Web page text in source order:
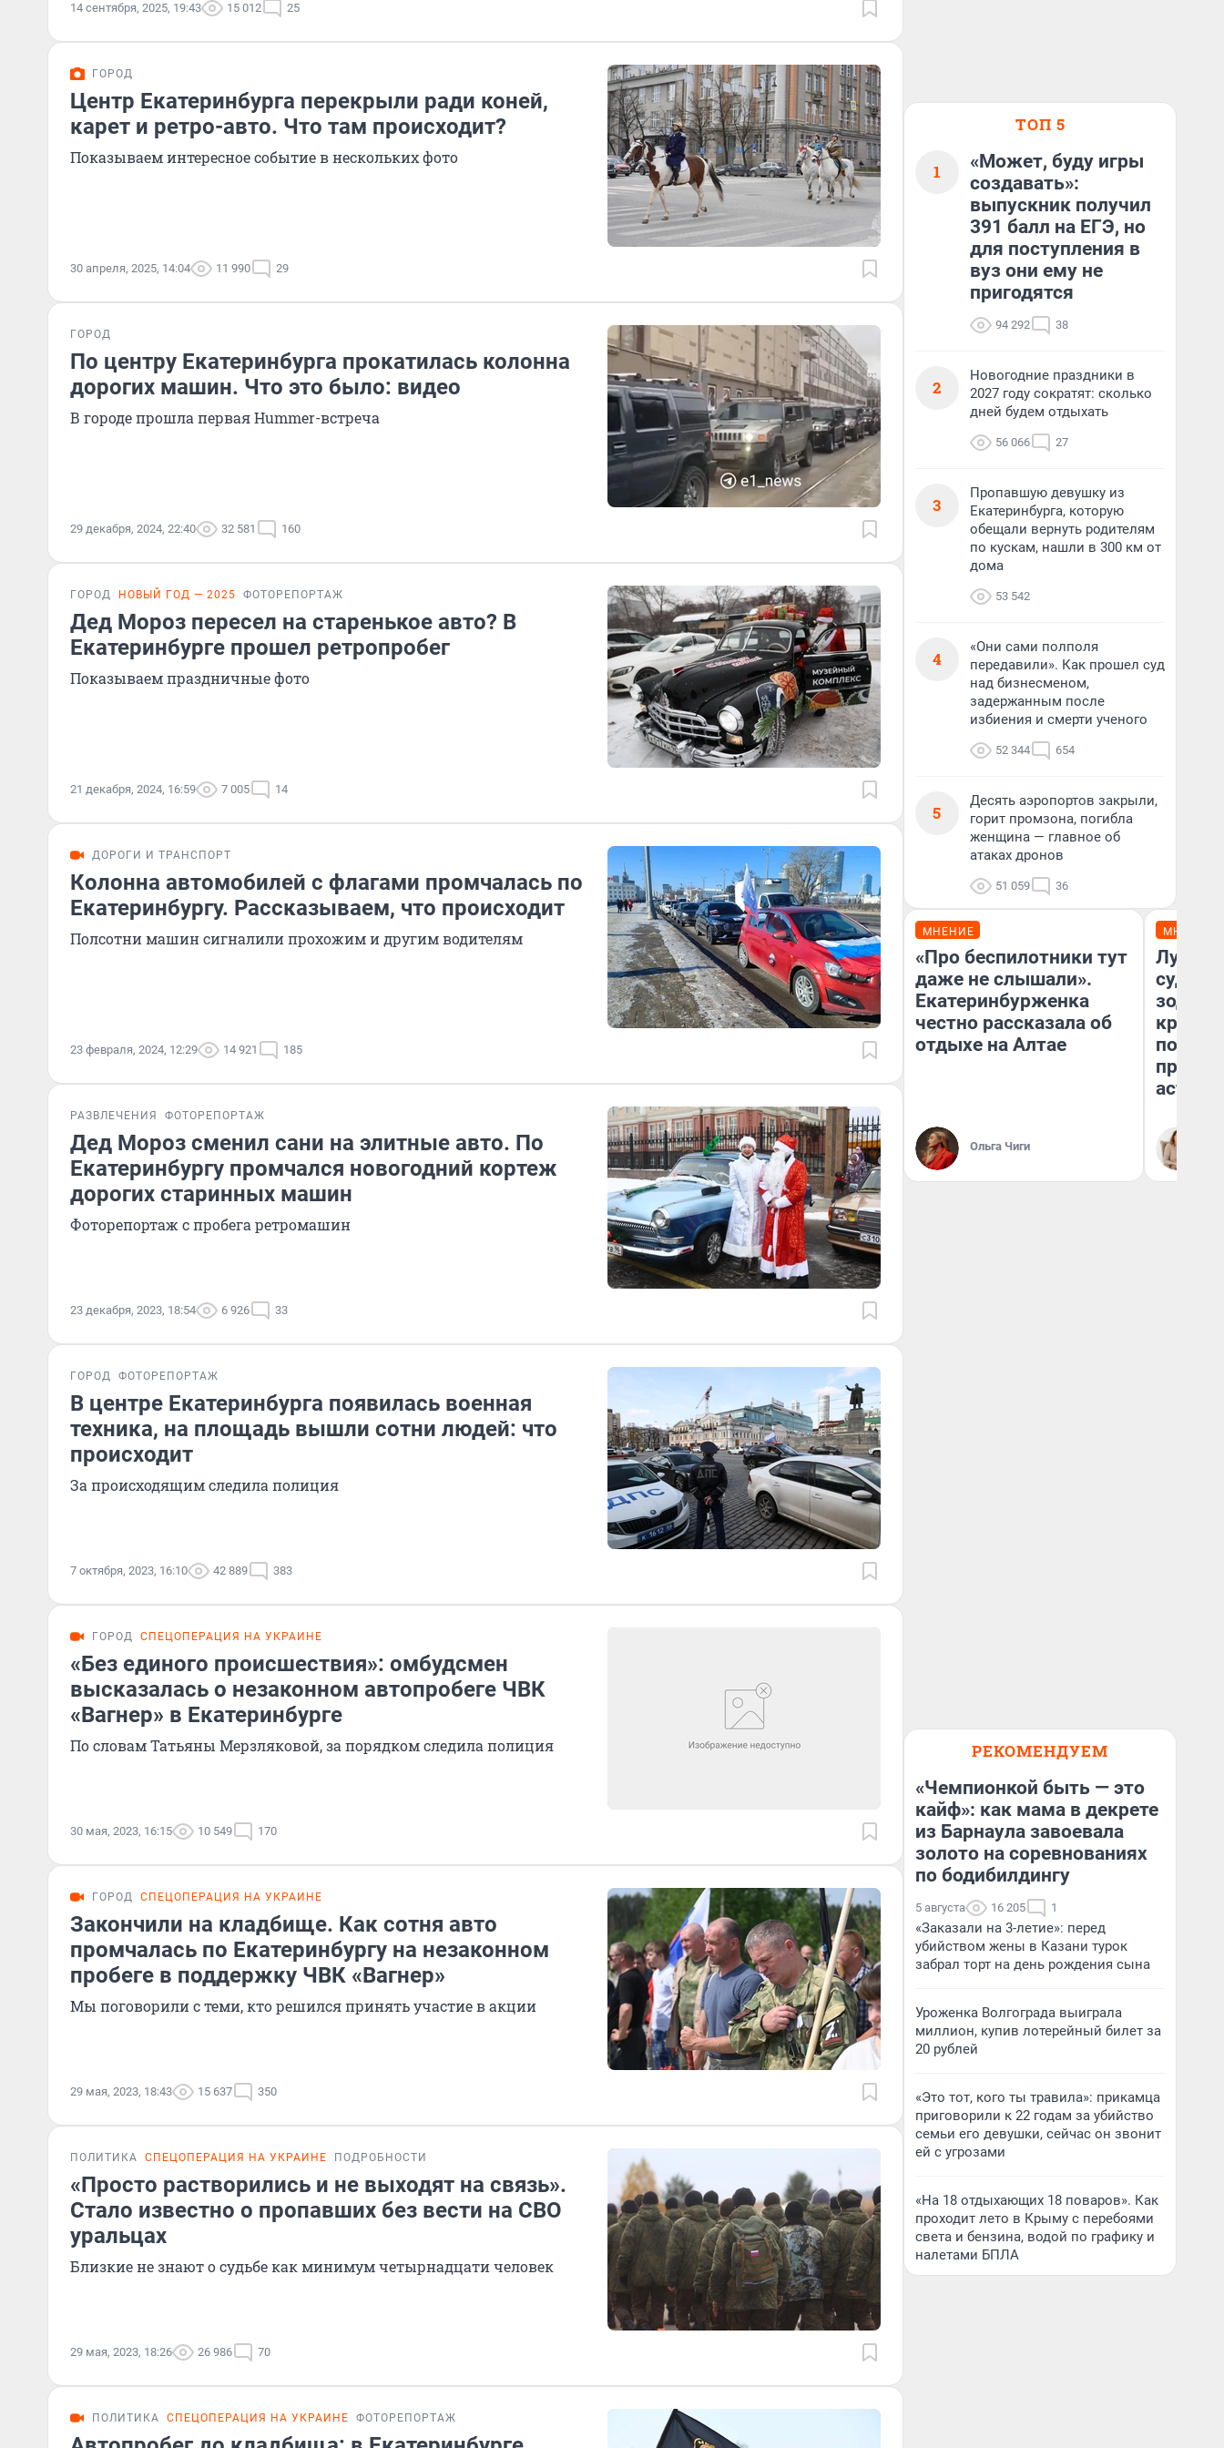
14 сентября, 2025, 19:43 15 012 25
ГОРОД
Центр Екатеринбурга перекрыли ради коней,
карет и ретро-авто. Что там происходит?
Показываем интересное событие в нескольких фото
30 апреля, 2025, 14:04 11 990 29
ГОРОД
По центру Екатеринбурга прокатилась колонна
дорогих машин. Что это было: видео
В городе прошла первая Hummer-встреча
29 декабря, 2024, 22:40 32 581 160
ГОРОД НОВЫЙ ГОД — 2025 ФОТОРЕПОРТАЖ
Дед Мороз пересел на старенькое авто? В
Екатеринбурге прошел ретропробег
Показываем праздничные фото
21 декабря, 2024, 16:59 7 005 14
ДОРОГИ И ТРАНСПОРТ
Колонна автомобилей с флагами промчалась по
Екатеринбургу. Рассказываем, что происходит
Полсотни машин сигналили прохожим и другим водителям
23 февраля, 2024, 12:29 14 921 185
РАЗВЛЕЧЕНИЯ ФОТОРЕПОРТАЖ
Дед Мороз сменил сани на элитные авто. По
Екатеринбургу промчался новогодний кортеж
дорогих старинных машин
Фоторепортаж с пробега ретромашин
23 декабря, 2023, 18:54 6 926 33
ГОРОД ФОТОРЕПОРТАЖ
В центре Екатеринбурга появилась военная
техника, на площадь вышли сотни людей: что
происходит
За происходящим следила полиция
7 октября, 2023, 16:10 42 889 383
ГОРОД СПЕЦОПЕРАЦИЯ НА УКРАИНЕ
«Без единого происшествия»: омбудсмен
высказалась о незаконном автопробеге ЧВК
«Вагнер» в Екатеринбурге
По словам Татьяны Мерзляковой, за порядком следила полиция
30 мая, 2023, 16:15 10 549 170
ГОРОД СПЕЦОПЕРАЦИЯ НА УКРАИНЕ
Закончили на кладбище. Как сотня авто
промчалась по Екатеринбургу на незаконном
пробеге в поддержку ЧВК «Вагнер»
Мы поговорили с теми, кто решился принять участие в акции
29 мая, 2023, 18:43 15 637 350
ПОЛИТИКА СПЕЦОПЕРАЦИЯ НА УКРАИНЕ ПОДРОБНОСТИ
«Просто растворились и не выходят на связь».
Стало известно о пропавших без вести на СВО
уральцах
Близкие не знают о судьбе как минимум четырнадцати человек
29 мая, 2023, 18:26 26 986 70
ПОЛИТИКА СПЕЦОПЕРАЦИЯ НА УКРАИНЕ ФОТОРЕПОРТАЖ
ТОП 5
1
«Может, буду игры
создавать»:
выпускник получил
391 балл на ЕГЭ, но
для поступления в
вуз они ему не
пригодятся
94 292 38
2
Новогодние праздники в
2027 году сократят: сколько
дней будем отдыхать
56 066 27
3
Пропавшую девушку из
Екатеринбурга, которую
обещали вернуть родителям
по кускам, нашли в 300 км от
дома
53 542
4
«Они сами полполя
передавили». Как прошел суд
над бизнесменом,
задержанным после
избиения и смерти ученого
52 344 654
5
Десять аэропортов закрыли,
горит промзона, погибла
женщина — главное об
атаках дронов
51 059 36
МНЕНИЕ
«Про беспилотники тут
даже не слышали».
Екатеринбурженка
честно рассказала об
отдыхе на Алтае
Ольга Чиги
МНЕНИЕ
Луна
судьбу
круто
РЕКОМЕНДУЕМ
«Чемпионкой быть — это
кайф»: как мама в декрете
из Барнаула завоевала
золото на соревнованиях
по бодибилдингу
5 августа 16 205 1
«Заказали на 3-летие»: перед
убийством жены в Казани турок
забрал торт на день рождения сына
Уроженка Волгограда выиграла
миллион, купив лотерейный билет за
20 рублей
«Это тот, кого ты травила»: прикамца
приговорили к 22 годам за убийство
семьи его девушки, сейчас он звонит
ей с угрозами
«На 18 отдыхающих 18 поваров». Как
проходит лето в Крыму с перебоями
света и бензина, водой по графику и
налетами БПЛА